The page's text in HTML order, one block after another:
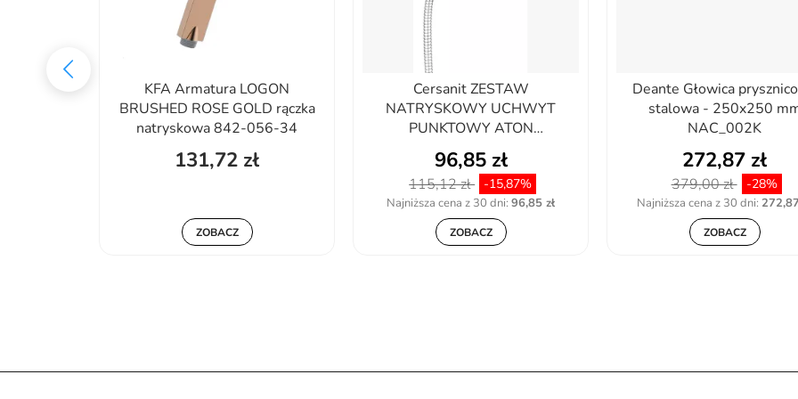
KFA Armatura LOGON
BRUSHED ROSE GOLD rączka
natryskowa 842-056-34
131,72 zł
ZOBACZ
Cersanit ZESTAW
NATRYSKOWY UCHWYT
PUNKTOWY ATON
AAHZ1000065967
96,85 zł
115,12 zł -15,87%
Najniższa cena z 30 dni:96,85 zł
ZOBACZ
Deante Głowica
stalowa - 250x250
NAC_002K
272,87 zł
379,00 zł -28%
Najniższa cena z 30 dni:
ZOBACZ